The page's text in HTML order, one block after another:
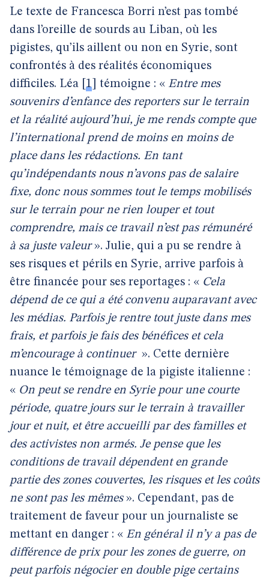
Le texte de Francesca Borri n’est pas tombé
dans l’oreille de sourds au Liban, où les
pigistes, qu’ils aillent ou non en Syrie, sont
confrontés à des réalités économiques
difficiles. Léa 1 témoigne : « Entre mes
souvenirs d’enfance des reporters sur le terrain
et la réalité aujourd’hui, je me rends compte que
l’international prend de moins en moins de
place dans les rédactions. En tant
qu’indépendants nous n’avons pas de salaire
fixe, donc nous sommes tout le temps mobilisés
sur le terrain pour ne rien louper et tout
comprendre, mais ce travail n’est pas rémunéré
à sa juste valeur». Julie, qui a pu se rendre à
ses risques et périls en Syrie, arrive parfois à
être financée pour ses reportages : « Cela
dépend de ce qui a été convenu auparavant avec
les médias. Parfois je rentre tout juste dans mes
frais, et parfois je fais des bénéfices et cela
m’encourage à continuer ». Cette dernière
nuance le témoignage de la pigiste italienne :
« On peut se rendre en Syrie pour une courte
période, quatre jours sur le terrain à travailler
jour et nuit, et être accueilli par des familles et
des activistes non armés. Je pense que les
conditions de travail dépendent en grande
partie des zones couvertes, les risques et les coûts
ne sont pas les mêmes». Cependant, pas de
traitement de faveur pour un journaliste se
mettant en danger : « En général il n’y a pas de
différence de prix pour les zones de guerre, on
peut parfois négocier en double pige certains